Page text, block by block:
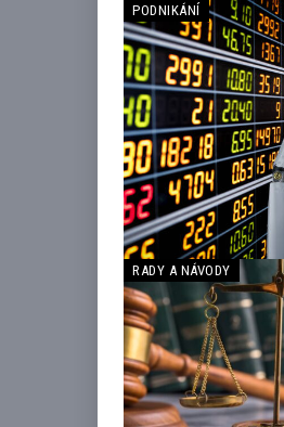
PODNIKÁNÍ
RADY A NÁVODY